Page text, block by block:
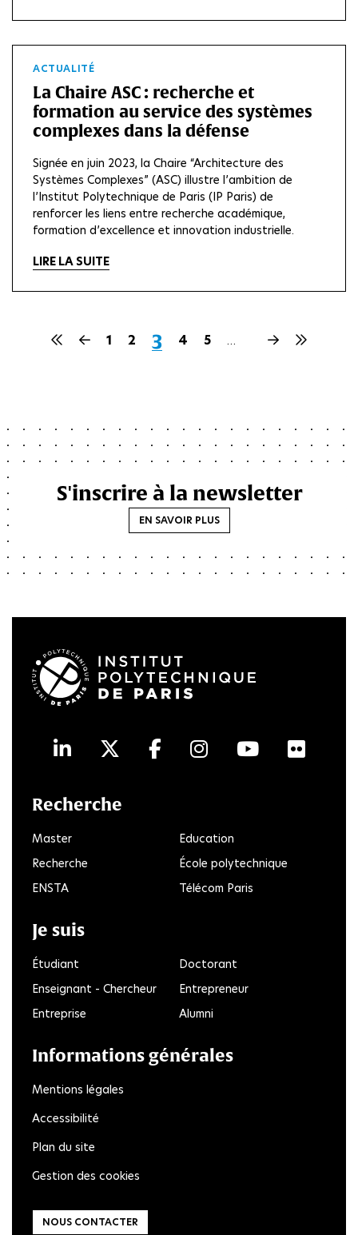
ACTUALITÉ
La Chaire ASC : recherche et
formation au service des systèmes
complexes dans la défense
Signée en juin 2023, la Chaire “Architecture des
Systèmes Complexes” (ASC) illustre l’ambition de
l’Institut Polytechnique de Paris (IP Paris) de
renforcer les liens entre recherche académique,
formation d’excellence et innovation industrielle.
LIRE LA SUITE
Première
PagePage
1 Page
2
Page
3 Page
4 Page
5 …
PageDernière
S'inscrire à la newsletter
EN SAVOIR PLUS
LinkedInTwitterFacebook
Instagram
Youtube
Recherche
Master
Education
Recherche
École polytechnique
ENSTA
Télécom Paris
Je suis
Étudiant
Doctorant
Enseignant - Chercheur
Entrepreneur
Entreprise
Alumni
Informations générales
Mentions légales
Accessibilité
Plan du site
Gestion des cookies
NOUS CONTACTER